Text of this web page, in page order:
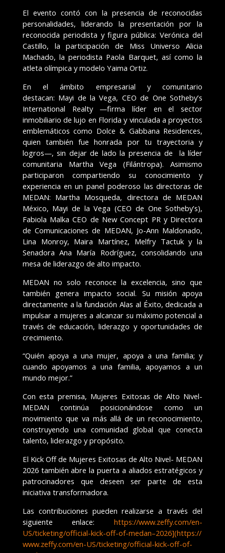
El evento contó con la presencia de reconocidas
personalidades, liderando la presentación por la
reconocida periodista y figura pública: Verónica del
Castillo, la participación de Miss Universo Alicia
Machado, la periodista Paola Barquet, así como la
atleta olímpica y modelo Yaima Ortiz.
En el ámbito empresarial y comunitario
destacan: Mayi de la Vega, CEO de One Sotheby’s
International Realty —firma líder en el sector
inmobiliario de lujo en Florida y vinculada a proyectos
emblemáticos como Dolce & Gabbana Residences,
quien también fue honrada por tu trayectoria y
logros—, sin dejar de lado la presencia de la líder
comunitaria Martha Vega (Filántropa). Asimismo
participaron compartiendo su conocimiento y
experiencia en un panel poderoso las directoras de
MEDAN: Martha Mosqueda, directora de MEDAN
México, Mayi de la Vega (CEO de One Sotheby’s),
Fabiola Malka CEO de New Concept PR y Directora
de Comunicaciones de MEDAN, Jo-Ann Maldonado,
Lina Monroy, Maira Martínez, Melfry Tactuk y la
Senadora Ana María Rodríguez, consolidando una
mesa de liderazgo de alto impacto.
MEDAN no solo reconoce la excelencia, sino que
también genera impacto social. Su misión apoya
directamente a la fundación Alas al Éxito, dedicada a
impulsar a mujeres a alcanzar su máximo potencial a
través de educación, liderazgo y oportunidades de
crecimiento.
“Quién apoya a una mujer, apoya a una familia; y
cuando apoyamos a una familia, apoyamos a un
mundo mejor.”
Con esta premisa, Mujeres Exitosas de Alto Nivel-
MEDAN continúa posicionándose como un
movimiento que va más allá de un reconocimiento,
construyendo una comunidad global que conecta
talento, liderazgo y propósito.
El Kick Off de Mujeres Exitosas de Alto Nivel- MEDAN
2026 también abre la puerta a aliados estratégicos y
patrocinadores que deseen ser parte de esta
iniciativa transformadora.
Las contribuciones pueden realizarse a través del
siguiente enlace:https://www.zeffy.com/en-
US/ticketing/official-kick-off-of-medan–2026](https://
www.zeffy.com/en-US/ticketing/official-kick-off-of-